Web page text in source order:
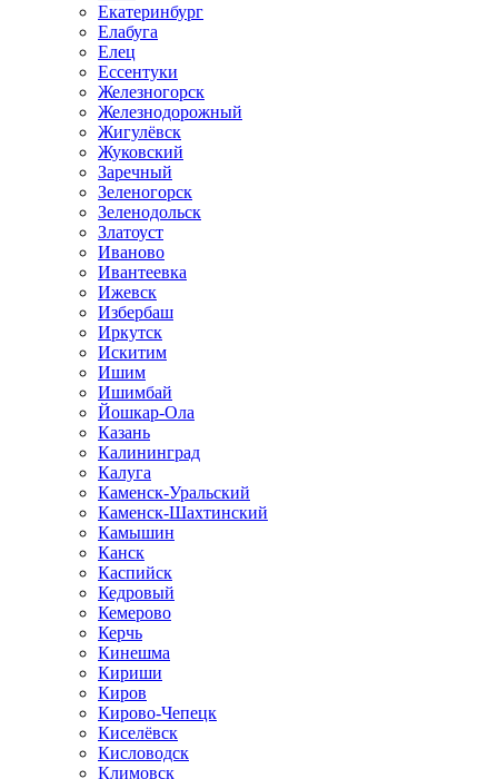
Екатеринбург
Елабуга
Елец
Ессентуки
Железногорск
Железнодорожный
Жигулёвск
Жуковский
Заречный
Зеленогорск
Зеленодольск
Златоуст
Иваново
Ивантеевка
Ижевск
Избербаш
Иркутск
Искитим
Ишим
Ишимбай
Йошкар-Ола
Казань
Калининград
Калуга
Каменск-Уральский
Каменск-Шахтинский
Камышин
Канск
Каспийск
Кедровый
Кемерово
Керчь
Кинешма
Кириши
Киров
Кирово-Чепецк
Киселёвск
Кисловодск
Климовск